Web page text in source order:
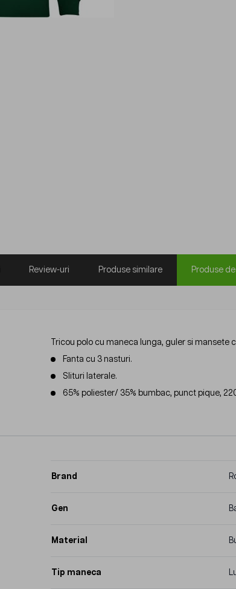
Review-uri Produse similare Produse
Tricou polo cu maneca lunga, guler si mansete
Fanta cu 3 nasturi.
Slituri laterale.
65% poliester/ 35% bumbac, punct pique,
Brand
Gen
Material
Tip maneca